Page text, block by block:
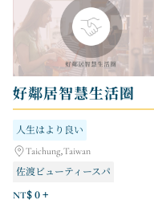
好鄰居智慧生活圈
人生はより良い
Taichung,Taiwan
佐渡ビューティースパ
オリジナル音楽教室
NT$ 0 +